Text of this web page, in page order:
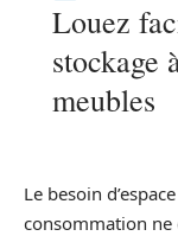
Louez
stockage
meubles
Le besoin
consommation ne